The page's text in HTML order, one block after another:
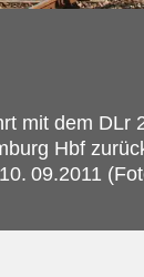
mit dem DLr
Hbf
09.2011